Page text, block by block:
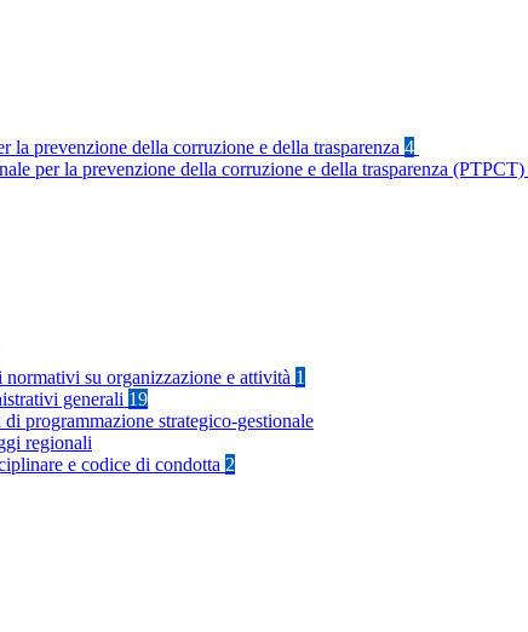
la prevenzione della corruzione e della trasparenza 4
per la prevenzione della corruzione e della trasparenza (PTPCT)
su organizzazione e attività 1
generali 19
programmazione strategico-gestionale
regionali
e codice di condotta 2